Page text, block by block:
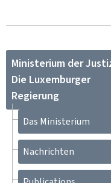
Ministerium der
Die Luxemburger
Regierung
Das Ministerium
Nachrichten